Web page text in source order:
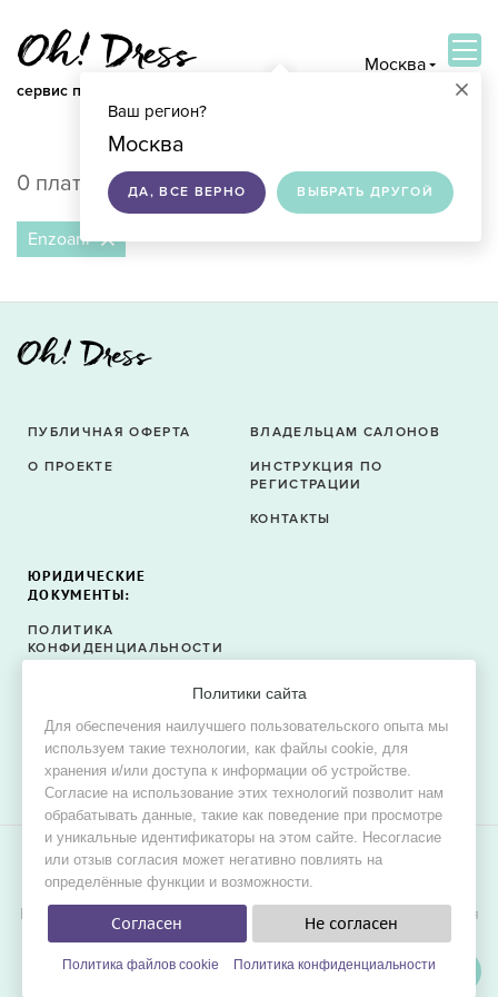
сервис по подбору свадебных платьев
Москва
×
Ваш регион?
Москва
ДА, ВСЕ ВЕРНО ВЫБРАТЬ ДРУГОЙ
ФИЛЬТРЫ
0 платьев в продаже в Москве
Enzoani
Политики сайта
Для обеспечения наилучшего пользовательского опыта мы
используем такие технологии, как файлы cookie, для
хранения и/или доступа к информации об устройстве.
Согласие на использование этих технологий позволит нам
обрабатывать данные, такие как поведение при просмотре
и уникальные идентификаторы на этом сайте. Несогласие
или отзыв согласия может негативно повлиять на
определённые функции и возможности.
Согласен Не согласен
Политика файлов cookie Политика конфиденциальности
ПУБЛИЧНАЯ ОФЕРТА
О ПРОЕКТЕ
ВЛАДЕЛЬЦАМ САЛОНОВ
ИНСТРУКЦИЯ ПО
РЕГИСТРАЦИИ
КОНТАКТЫ
ЮРИДИЧЕСКИЕ
ДОКУМЕНТЫ:
ПОЛИТИКА
КОНФИДЕНЦИАЛЬНОСТИ
СОГЛАСИЕ НА ОБРАБОТКУ
ПЕРСОНАЛЬНЫХ ДАННЫХ
© 2015–2026 Oh! Dress — сервис поиска свадебных и
вечерних платьев в продаже и в аренду.
Цель проекта — обеспечить невестам наилучшие условия для
удобного, быстрого и выгодного поиска платья мечты для
свадьбы.